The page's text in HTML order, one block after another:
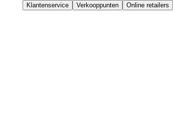
Klantenservice Verkooppunten Online retailers